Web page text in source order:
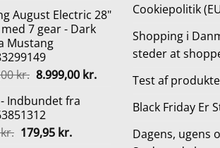
pris
var:
115,00 kr..
pris
er:
August Electric 28"
7 gear - Dark
Mustang
kr. Den
pris
var:
19.299,00 kr..
8.999,00 kr.Den
aktuelle
8.999,00 kr..
Indbundet fra
kr. Den
179,95 kr.Den
Cookiepolitik
Shopping i
steder at
Test af
Black Friday Er
Dagens, ugens